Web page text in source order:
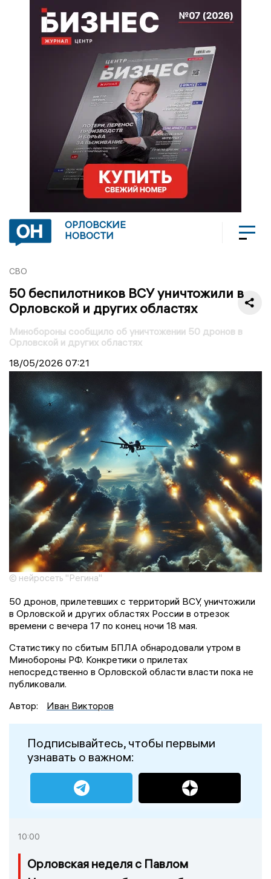
ОРЛОВСКИЕ
НОВОСТИ
СВО
50 беспилотников ВСУ уничтожили в
Орловской и других областях
Минобороны сообщило об уничтожении 50 дронов в
Орловской и других областях
18/05/2026 07:21
© нейросеть "Регина"
50 дронов, прилетевших с территорий ВСУ, уничтожили
в Орловской и других областях России в отрезок
времени с вечера 17 по конец ночи 18 мая.
Статистику по сбитым БПЛА обнародовали утром в
Минобороны РФ. Конкретики о прилетах
непосредственно в Орловской области власти пока не
публиковали.
Автор:
Иван Викторов
Подписывайтесь, чтобы первыми
узнавать о важном:
10:00
Орловская неделя с Павлом